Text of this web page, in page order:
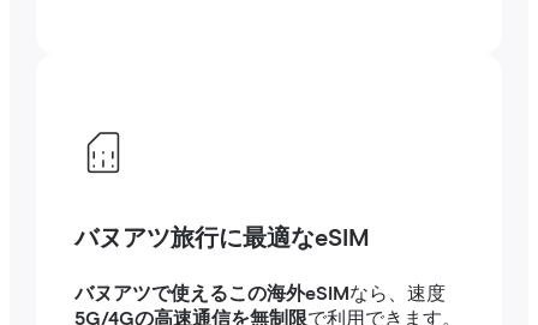
バヌアツ旅行に最適なeSIM
バヌアツで使えるこの海外eSIM なら、速度
5G/4Gの高速通信を無制限で利用できます。